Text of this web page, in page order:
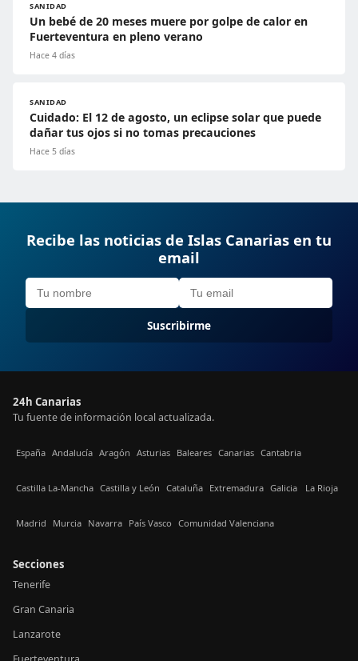
SANIDAD
Un bebé de 20 meses muere por golpe de calor en
Fuerteventura en pleno verano
Hace 4 días
SANIDAD
Cuidado: El 12 de agosto, un eclipse solar que puede
dañar tus ojos si no tomas precauciones
Hace 5 días
Recibe las noticias de Islas Canarias en tu
email
Suscribirme
24h Canarias
Tu fuente de información local actualizada.
España Andalucía Aragón Asturias Baleares Canarias Cantabria
Castilla La-Mancha Castilla y León Cataluña Extremadura Galicia La Rioja
Madrid Murcia Navarra País Vasco Comunidad Valenciana
Secciones
Tenerife
Gran Canaria
Lanzarote